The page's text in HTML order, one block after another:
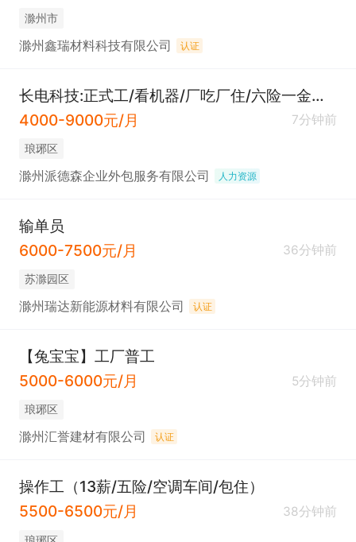
滁州市
滁州鑫瑞材料科技有限公司 认证
长电科技:正式工/看机器/厂吃厂住/六险一金！接受实习生
4000-9000元/月
7分钟前
琅琊区
滁州派德森企业外包服务有限公司 人力资源
输单员
6000-7500元/月
36分钟前
苏滁园区
滁州瑞达新能源材料有限公司 认证
【兔宝宝】工厂普工
5000-6000元/月
5分钟前
琅琊区
滁州汇誉建材有限公司 认证
操作工（13薪/五险/空调车间/包住）
5500-6500元/月
38分钟前